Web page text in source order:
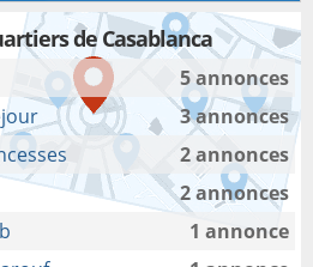
de Casablanca
5 annonces
3 annonces
2 annonces
2 annonces
1 annonce